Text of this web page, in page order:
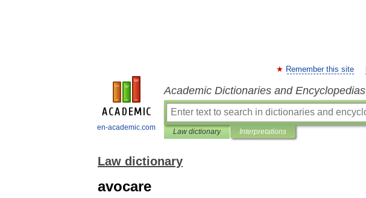
en-academic.com
Remember this site
Academic Dictionaries and Encyclopedias
Law dictionary Interpretations
Law dictionary
avocare